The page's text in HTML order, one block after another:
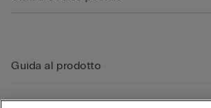
Guida al prodotto